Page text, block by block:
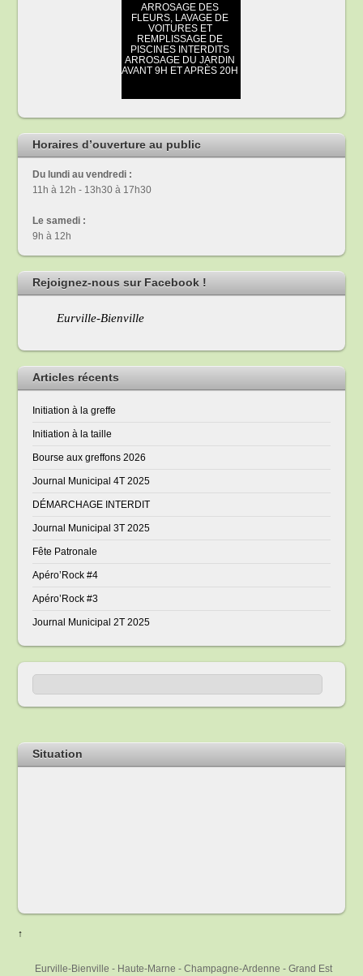
Horaires d’ouverture au public
Du lundi au vendredi :
11h à 12h - 13h30 à 17h30
Le samedi :
9h à 12h
Rejoignez-nous sur Facebook !
Eurville-Bienville
Articles récents
Initiation à la greffe
Initiation à la taille
Bourse aux greffons 2026
Journal Municipal 4T 2025
DÉMARCHAGE INTERDIT
Journal Municipal 3T 2025
Fête Patronale
Apéro’Rock #4
Apéro’Rock #3
Journal Municipal 2T 2025
Situation
↑
Eurville-Bienville - Haute-Marne - Champagne-Ardenne - Grand Est